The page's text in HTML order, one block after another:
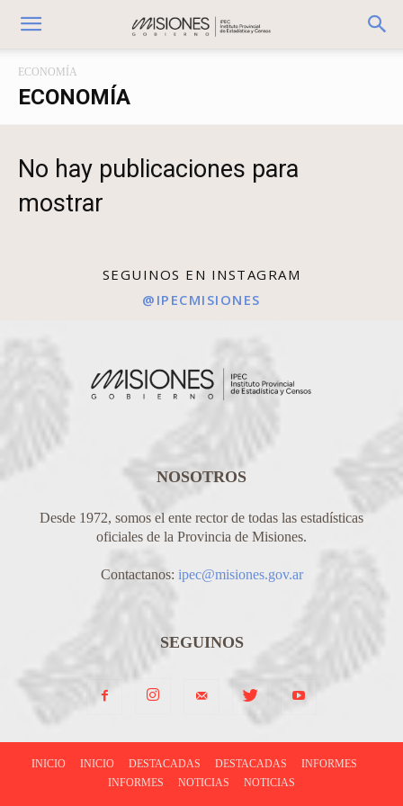
ECONOMÍA
ECONOMÍA
No hay publicaciones para
mostrar
SEGUINOS EN INSTAGRAM
@IPECMISIONES
NOSOTROS
Desde 1972, somos el ente rector de todas las estadísticas
oficiales de la Provincia de Misiones.
Contactanos: ipec@misiones.gov.ar
SEGUINOS
INICIO INICIO DESTACADAS DESTACADAS
INFORMES
INFORMES
NOTICIAS NOTICIAS